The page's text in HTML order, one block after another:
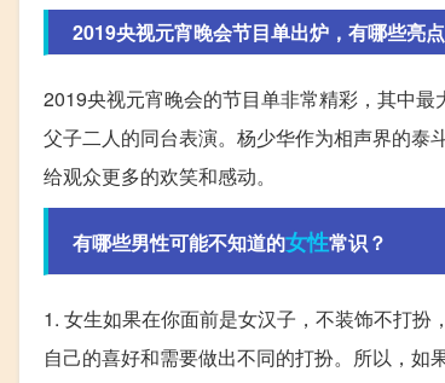
2019央视元宵晚会节目单出炉，有哪些亮
2019央视元宵晚会的节目单非常精彩，其中
父子二人的同台表演。杨少华作为相声界的泰
给观众更多的欢笑和感动。
有哪些男性可能不知道的女性常识？
1. 女生如果在你面前是女汉子，不装饰不打
自己的喜好和需要做出不同的打扮。所以，如